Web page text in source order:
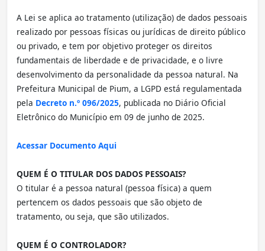
A Lei se aplica ao tratamento (utilização) de dados pessoais
realizado por pessoas físicas ou jurídicas de direito público
ou privado, e tem por objetivo proteger os direitos
fundamentais de liberdade e de privacidade, e o livre
desenvolvimento da personalidade da pessoa natural. Na
Prefeitura Municipal de Pium, a LGPD está regulamentada
pela Decreto n.º 096/2025, publicada no Diário Oficial
Eletrônico do Município em 09 de junho de 2025.
Acessar Documento Aqui
QUEM É O TITULAR DOS DADOS PESSOAIS?
O titular é a pessoa natural (pessoa física) a quem
pertencem os dados pessoais que são objeto de
tratamento, ou seja, que são utilizados.
QUEM É O CONTROLADOR?